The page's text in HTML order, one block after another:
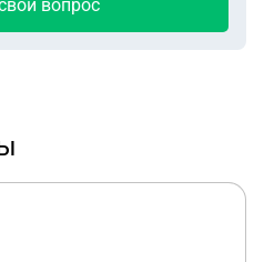
вопрос